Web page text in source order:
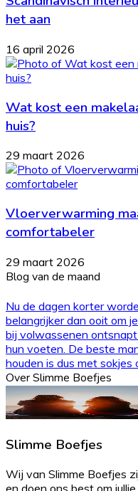
het aan
16 april 2026
Wat kost een
huis?
29 maart 2026
Vloerverwarming
comfortabeler
29 maart 2026
Blog van de maand
Nu de dagen korter
belangrijker dan ooit om
bij volwassenen
hun voeten. De beste
houden is dus met sokjes
Over Slimme Boefjes
Slimme Boefjes
Wij van Slimme Boefjes